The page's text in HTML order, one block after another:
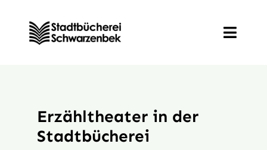
springen
Toggle
Informieren
Erzähltheater in der
Stadtbücherei